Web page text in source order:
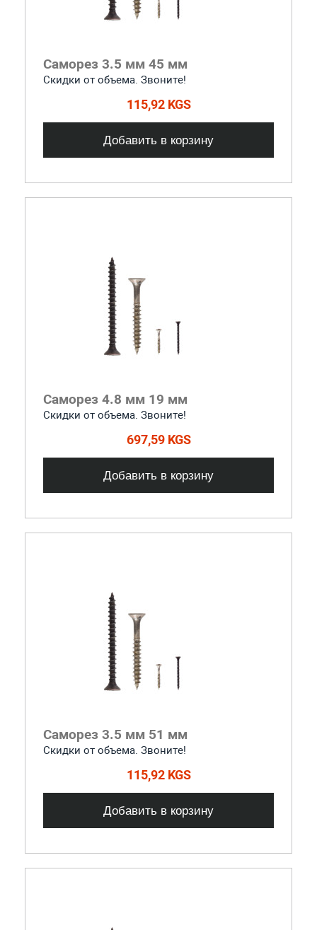
Саморез 3.5 мм 45 мм
Скидки от объема. Звоните!
115,92 KGS
Добавить в корзину
Саморез 4.8 мм 19 мм
Скидки от объема. Звоните!
697,59 KGS
Добавить в корзину
Саморез 3.5 мм 51 мм
Скидки от объема. Звоните!
115,92 KGS
Добавить в корзину